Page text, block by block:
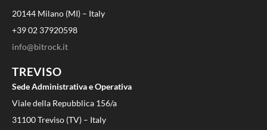
20144 Milano (MI) – Italy
+39 02 37920598
info@bitrock.it
TREVISO
Sede Administrativa e Operativa
Viale della Repubblica 156/a
31100 Treviso (TV) – Italy